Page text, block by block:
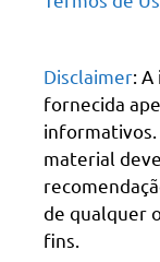
Disclaimer:
fornecida
material
de qualquer
fins.